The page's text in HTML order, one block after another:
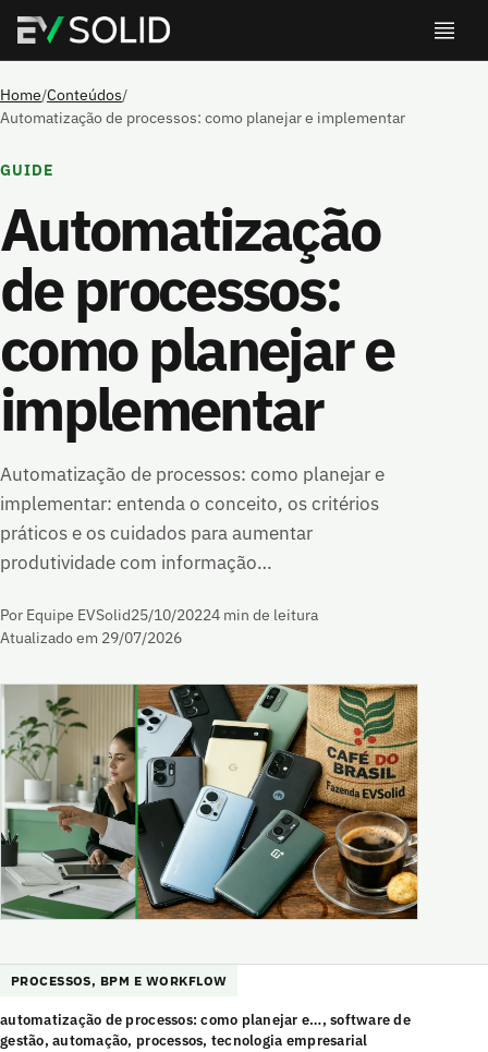
Home/Conteúdos/
Automatização de processos: como planejar e implementar
GUIDE
Automatização
de processos:
como planejar e
implementar
Automatização de processos: como planejar e
implementar: entenda o conceito, os critérios
práticos e os cuidados para aumentar
produtividade com informação…
Por Equipe EVSolid25/10/20224 min de leitura
Atualizado em 29/07/2026
PROCESSOS, BPM E WORKFLOW
automatização de processos: como planejar e…, software de
gestão, automação, processos, tecnologia empresarial